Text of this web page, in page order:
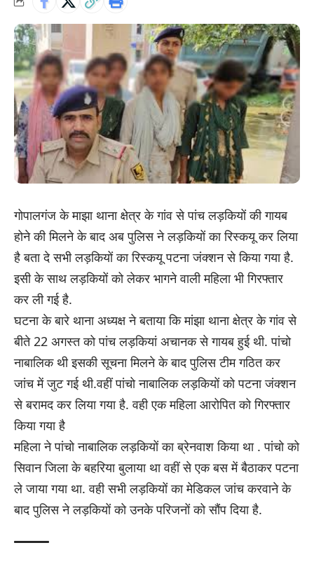
गोपालगंज के माझा थाना क्षेत्र के गांव से पांच लड़कियों की गायब
होने की मिलने के बाद अब पुलिस ने लड़कियों का रिस्कयू कर लिया
है बता दे सभी लड़कियों का रिस्कयू पटना जंक्शन से किया गया है.
इसी के साथ लड़कियों को लेकर भागने वाली महिला भी गिरफ्तार
कर ली गई है.
घटना के बारे थाना अध्यक्ष ने बताया कि मांझा थाना क्षेत्र के गांव से
बीते 22 अगस्त को पांच लड़कियां अचानक से गायब हुई थी. पांचो
नाबालिक थी इसकी सूचना मिलने के बाद पुलिस टीम गठित कर
जांच में जुट गई थी.वहीं पांचो नाबालिक लड़कियों को पटना जंक्शन
से बरामद कर लिया गया है. वही एक महिला आरोपित को गिरफ्तार
किया गया है
महिला ने पांचो नाबालिक लड़कियों का ब्रेनवाश किया था . पांचो को
सिवान जिला के बहरिया बुलाया था वहीं से एक बस में बैठाकर पटना
ले जाया गया था. वही सभी लड़कियों का मेडिकल जांच करवाने के
बाद पुलिस ने लड़कियों को उनके परिजनों को सौंप दिया है.